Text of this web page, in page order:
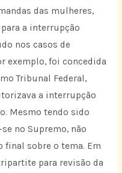
das mulheres,
a interrupção
nos casos de
exemplo, foi concedida
Tribunal Federal,
a interrupção
Mesmo tendo sido
no Supremo, não
final sobre o tema. Em
para revisão da